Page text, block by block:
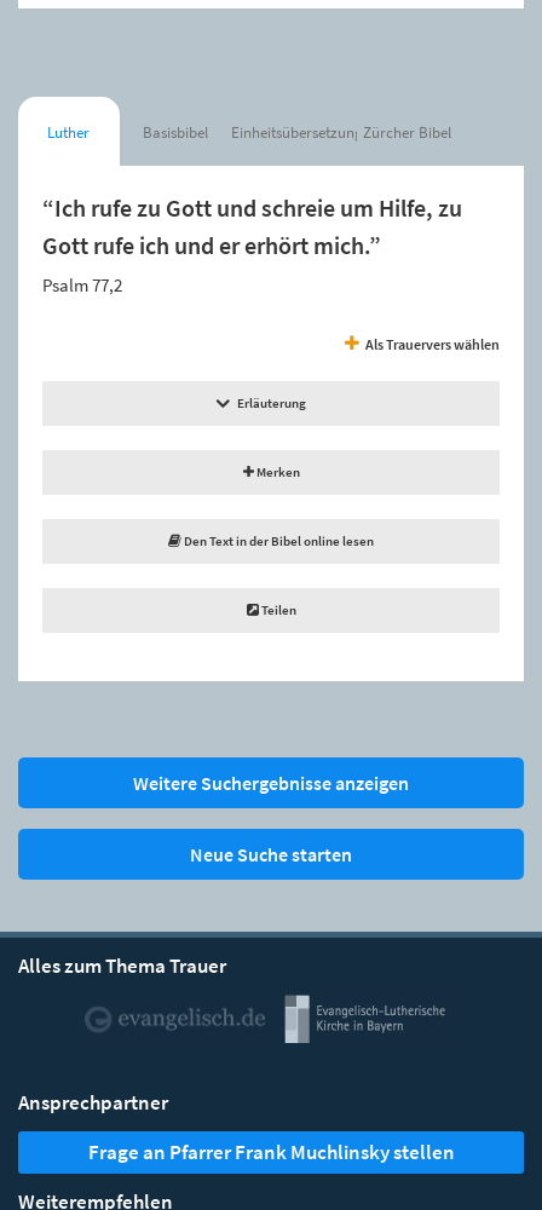
Luther Basisbibel Einheitsübersetzung Zürcher Bibel
“Ich rufe zu Gott und schreie um Hilfe, zu
Gott rufe ich und er erhört mich.”
Psalm 77,2
Als Trauervers wählen
Erläuterung
Merken
Den Text in der Bibel online lesen
Teilen
Weitere Suchergebnisse anzeigen
Neue Suche starten
Alles zum Thema Trauer
Ansprechpartner
Frage an Pfarrer Frank Muchlinsky stellen
Weiterempfehlen